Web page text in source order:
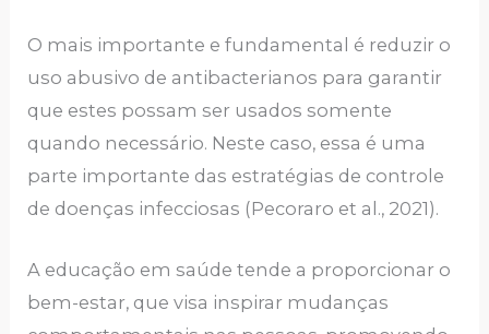
O mais importante e fundamental é reduzir o
uso abusivo de antibacterianos para garantir
que estes possam ser usados somente
quando necessário. Neste caso, essa é uma
parte importante das estratégias de controle
de doenças infecciosas (Pecoraro et al., 2021).
A educação em saúde tende a proporcionar o
bem-estar, que visa inspirar mudanças